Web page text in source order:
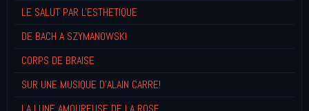
LE SALUT PAR L'ESTHETIQUE
DE BACH A SZYMANOWSKI
CORPS DE BRAISE
SUR UNE MUSIQUE D'ALAIN CARRE!